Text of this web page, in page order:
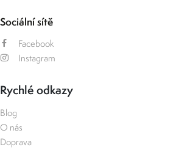
Sociální sítě
Facebook
Instagram
Rychlé odkazy
Blog
O nás
Doprava